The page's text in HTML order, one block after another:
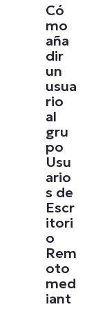
Có
mo
aña
dir
un
usua
rio
al
gru
po
Usu
ario
s de
Escr
itori
o
Rem
oto
med
iant